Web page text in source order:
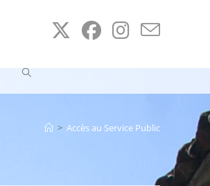
Toggle
> Accès au Service Public